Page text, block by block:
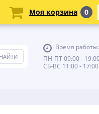
Время работы:
ПН-ПТ 09:00 -
СБ-ВС 11:00 - 17:00
Моя корзина 0